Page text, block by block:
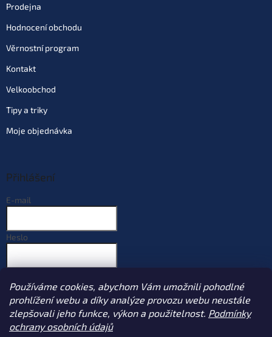
Používáme cookies, abychom Vám umožnili pohodlné
prohlížení webu a díky analýze provozu webu neustále
zlepšovali jeho funkce, výkon a použitelnost. Podmínky
ochrany osobních údajů
Prodejna
Hodnocení obchodu
Věrnostní program
Kontakt
Velkoobchod
Tipy a triky
Moje objednávka
Přihlášení
E-mail
Heslo
Nová registrace
Zapomenuté heslo